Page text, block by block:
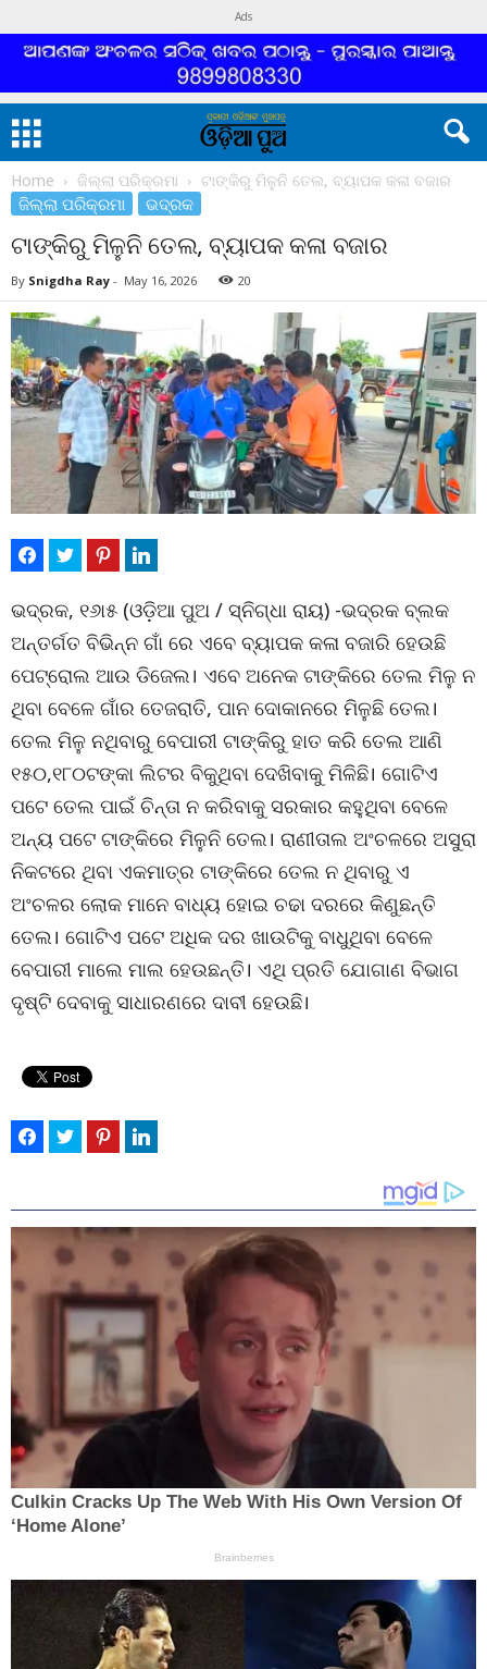
Ads
Home ଜିଲ୍ଲା ପରିକ୍ରମା ଟାଙ୍କିରୁ ମିଳୁନି ତେଲ, ବ୍ୟାପକ କଳା ବଜାର
ଜିଲ୍ଲା ପରିକ୍ରମା ଭଦ୍ରକ
ଟାଙ୍କିରୁ ମିଳୁନି ତେଲ, ବ୍ୟାପକ କଳା ବଜାର
By Snigdha Ray - May 16, 2026 20
ଭଦ୍ରକ, ୧୬ା୫ (ଓଡ଼ିଆ ପୁଅ / ସ୍ନିଗ୍ଧା ରାୟ) -ଭଦ୍ରକ ବ୍ଲକ
ଅନ୍ତର୍ଗତ ବିଭିନ୍ନ ଗାଁ ରେ ଏବେ ବ୍ୟାପକ କଳା ବଜାରି ହେଉଛି
ପେଟ୍ରୋଲ ଆଉ ଡିଜେଲ। ଏବେ ଅନେକ ଟାଙ୍କିରେ ତେଲ ମିଳୁ ନ
ଥିବା ବେଳେ ଗାଁର ତେଜରାତି, ପାନ ଦୋକାନରେ ମିଳୁଛି ତେଲ।
ତେଲ ମିଳୁ ନଥିବାରୁ ବେପାରୀ ଟାଙ୍କିରୁ ହାତ କରି ତେଲ ଆଣି
୧୫୦,୧୮୦ଟଙ୍କା ଲିଟର ବିକୁଥିବା ଦେଖିବାକୁ ମିଳିଛି। ଗୋଟିଏ
ପଟେ ତେଲ ପାଇଁ ଚିନ୍ତା ନ କରିବାକୁ ସରକାର କହୁଥିବା ବେଳେ
ଅନ୍ୟ ପଟେ ଟାଙ୍କିରେ ମିଳୁନି ତେଲ। ରାଣୀତାଲ ଅଂଚଳରେ ଅସୁରା
ନିକଟରେ ଥିବା ଏକମାତ୍ର ଟାଙ୍କିରେ ତେଲ ନ ଥିବାରୁ ଏ
ଅଂଚଳର ଲୋକ ମାନେ ବାଧ୍ୟ ହୋଇ ଚଢା ଦରରେ କିଣୁଛନ୍ତି
ତେଲ। ଗୋଟିଏ ପଟେ ଅଧିକ ଦର ଖାଉଟିକୁ ବାଧୁଥିବା ବେଳେ
ବେପାରୀ ମାଲେ ମାଲ ହେଉଛନ୍ତି। ଏଥି ପ୍ରତି ଯୋଗାଣ ବିଭାଗ
ଦୃଷ୍ଟି ଦେବାକୁ ସାଧାରଣରେ ଦାବୀ ହେଉଛି।